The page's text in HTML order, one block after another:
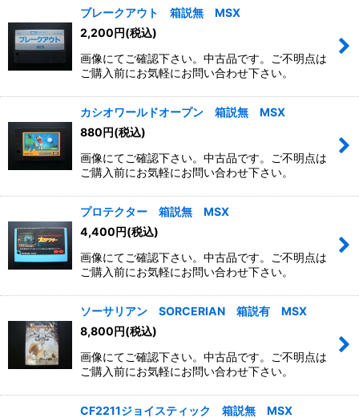
ブレークアウト 箱説無 MSX
2,200円(税込)
画像にてご確認下さい。中古品です。ご不明点は
ご購入前にお気軽にお問い合わせ下さい。
カシオワールドオープン 箱説無 MSX
880円(税込)
画像にてご確認下さい。中古品です。ご不明点は
ご購入前にお気軽にお問い合わせ下さい。
プロテクター 箱説無 MSX
4,400円(税込)
画像にてご確認下さい。中古品です。ご不明点は
ご購入前にお気軽にお問い合わせ下さい。
ソーサリアン SORCERIAN 箱説有 MSX
8,800円(税込)
画像にてご確認下さい。中古品です。ご不明点は
ご購入前にお気軽にお問い合わせ下さい。
CF2211ジョイスティック 箱説無 MSX